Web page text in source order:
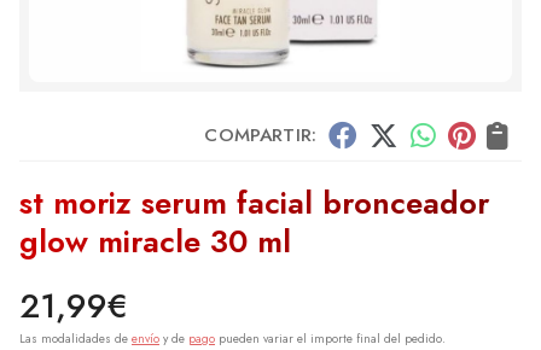
COMPARTIR:
st moriz serum facial bronceador
glow miracle 30 ml
21,99€
Las modalidades de envío y de pago pueden variar el importe final del pedido.